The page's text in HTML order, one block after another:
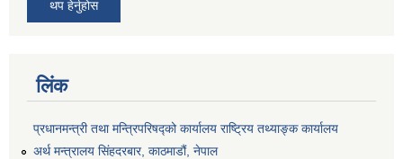
थप हेर्नुहोस
लिंक
प्रधानमन्त्री तथा मन्त्रिपरिषद्को कार्यालय राष्ट्रिय तथ्याङ्क कार्यालय
अर्थ मन्त्रालय सिंहदरबार, काठमाडौं, नेपाल